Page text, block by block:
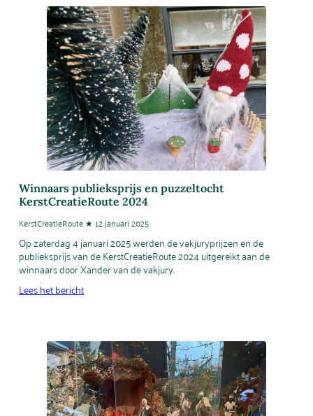
Winnaars publieksprijs en puzzeltocht
KerstCreatieRoute 2024
KerstCreatieRoute ★ 12 januari 2025
Op zaterdag 4 januari 2025 werden de vakjuryprijzen en de
publieksprijs van de KerstCreatieRoute 2024 uitgereikt aan de
winnaars door Xander van de vakjury.
Lees het bericht